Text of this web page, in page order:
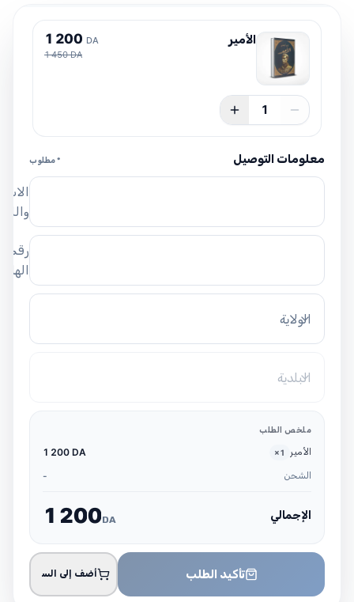
الأمير 1 200 DA
1 450 DA
1
معلومات التوصيل * مطلوب
رقم
الولاية
البلدية
ملخص الطلب
الأمير ×1
1 200 DA
الشحن -
الإجمالي 1 200DA
تأكيد الطلب أضف إلى السلة